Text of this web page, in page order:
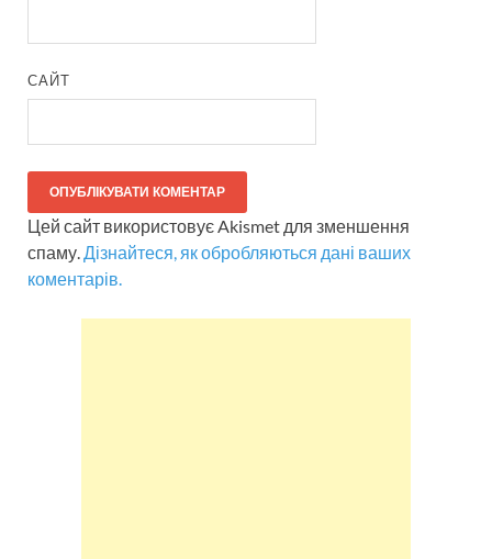
САЙТ
Цей сайт використовує Akismet для зменшення
спаму. Дізнайтеся, як обробляються дані ваших
коментарів.